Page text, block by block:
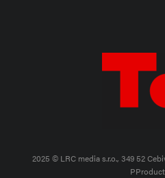
2025 © LRC media s.r.o., 349 52